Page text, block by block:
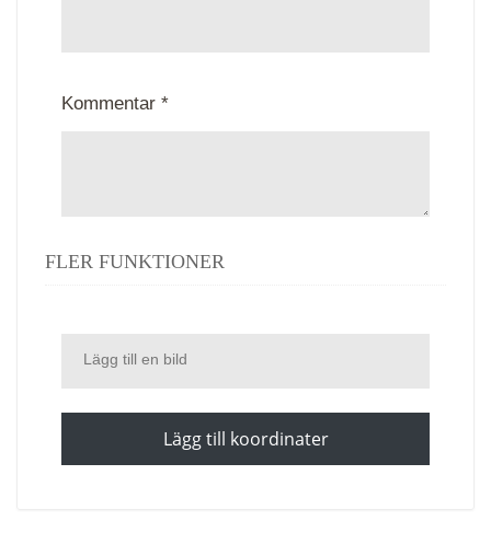
Kommentar *
FLER FUNKTIONER
Lägg till en bild
Lägg till koordinater